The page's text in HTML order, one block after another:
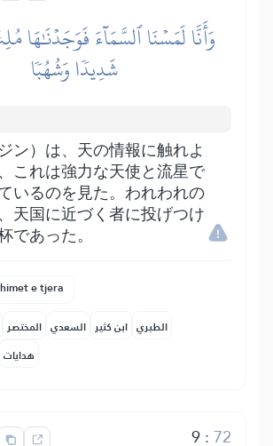
وَأَنَّا لَمَسۡنَا ٱلسَّمَآءَ فَوَجَدۡنَٰهَا
شَدِيدٗا وَشُهُبٗا
ン）は、天の情報に触れよ
これは強力な天使と流星で
いるのを見た。われわれの
天国に近づく者に投げつけ
であった。
e tjera
المختصر السعدي ابن كثير الطبري
هدايات
9: 72